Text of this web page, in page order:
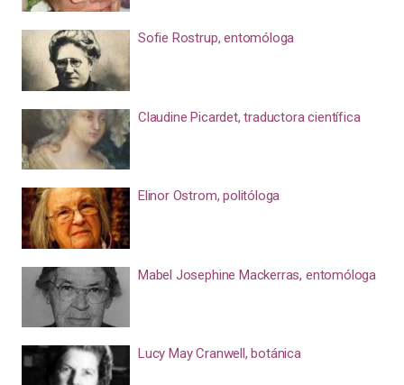
Sofie Rostrup, entomóloga
Claudine Picardet, traductora científica
Elinor Ostrom, politóloga
Mabel Josephine Mackerras, entomóloga
Lucy May Cranwell, botánica